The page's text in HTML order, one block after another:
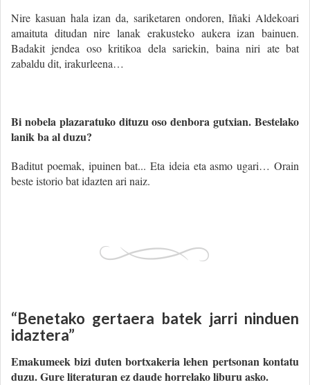
Nire kasuan hala izan da, sariketaren ondoren, Iñaki Aldekoari
amaituta ditudan nire lanak erakusteko aukera izan bainuen.
Badakit jendea oso kritikoa dela sariekin, baina niri ate bat
zabaldu dit, irakurleena…
Bi nobela plazaratuko dituzu oso denbora gutxian. Bestelako
lanik ba al duzu?
Baditut poemak, ipuinen bat... Eta ideia eta asmo ugari… Orain
beste istorio bat idazten ari naiz.
“Benetako gertaera batek jarri ninduen
idaztera”
Emakumeek bizi duten bortxakeria lehen pertsonan kontatu
duzu. Gure literaturan ez daude horrelako liburu asko.